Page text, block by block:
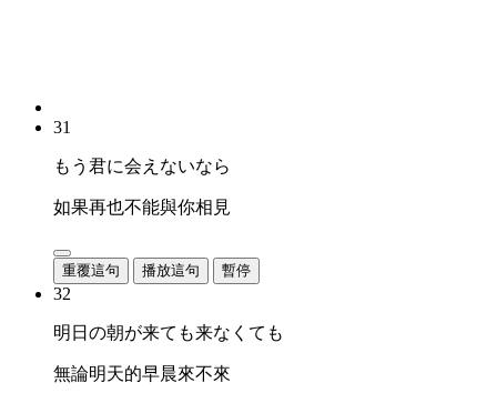
31
もう君に会えないなら
如果再也不能與你相見
重覆這句 播放這句 暫停
32
明日の朝が来ても来なくても
無論明天的早晨來不來